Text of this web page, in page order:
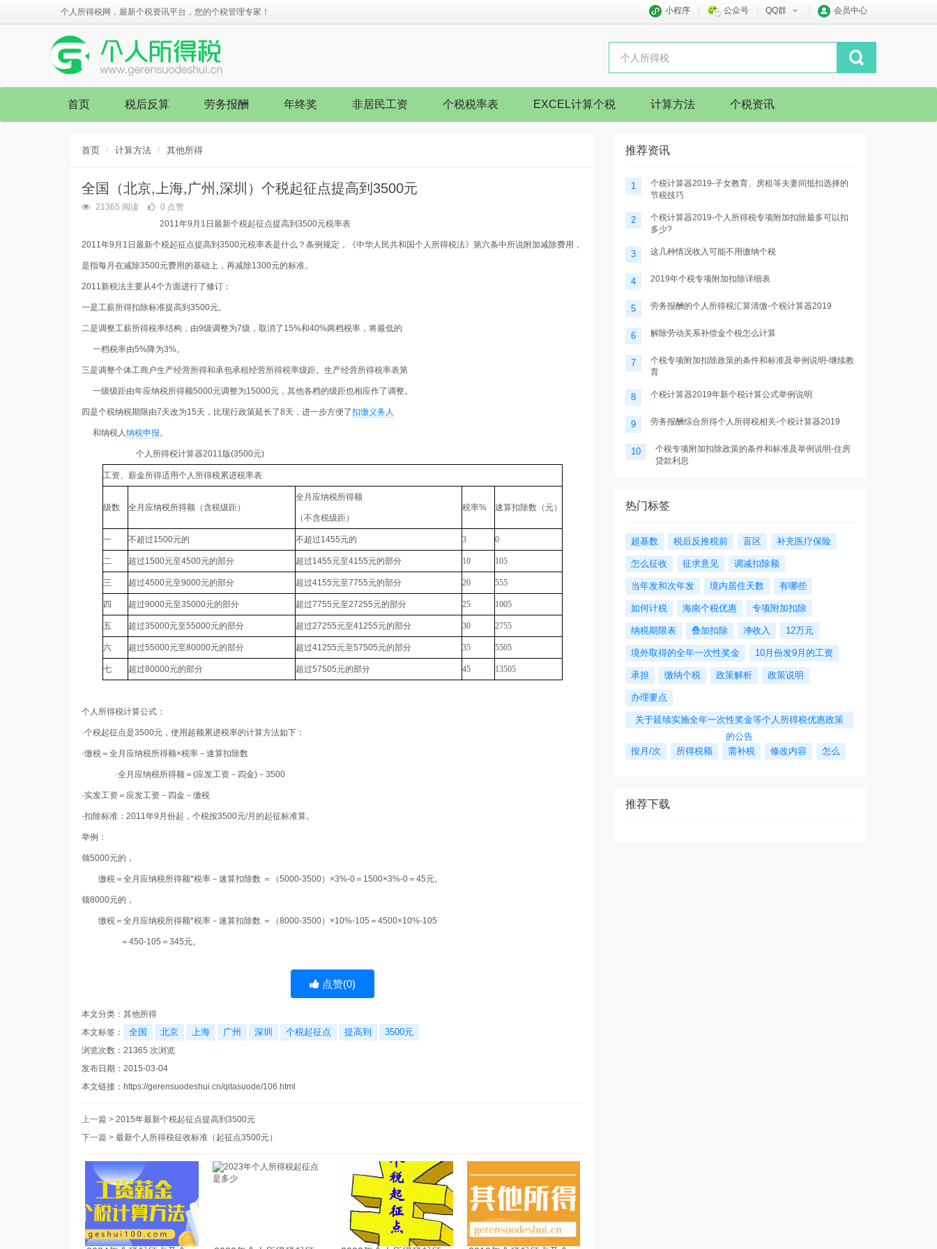
个人所得税网，最新个税资讯平台，您的个税管理专家！ 小程序 公众号 QQ群 会员中心
首页 税后反算 劳务报酬 年终奖 非居民工资 个税税率表 EXCEL计算个税 计算方法 个税资讯
首页 计算方法 其他所得
全国（北京,上海,广州,深圳）个税起征点提高到3500元
21365 阅读
0 点赞
2011年9 月 1 日最新个税起征点提高到3500元税率表
2011年9 月 1 日最新个税起征点提高到 3500元税率表是什么？条例规定，《中华人民共和国个人所得税法》第六条中所说附加减除费用，
是指每月在减除3500元费用的基础上 ，再减除1300元的标准。
2011新税法主要从4个方面进行了修订：
一是工薪所得扣除标准提高到 3500元。
二是调整工薪所得税率结构，由9级调整为7级，取消了 15%和40%两档税率，将最低的
一档税率由5%降为3%。
三是调整个体工商户生产经营所得和承包承租经营所得税率级距。生产经营所得税率表第
一级级距由年应纳税所得额5000元调整为15000元，其他各档的级距也相应作了调整。
四是个税纳税期限由7天改为15天，比现行政策延长了8天，进一步方便了扣缴义务人
和纳税人纳税申报。
个人所得税计算器2011 版(3500元)
工资、薪金所得适用个人所得税累进税率表
级数 全月应纳税所得额（含税级距）
全月应纳税所得额
（不含税级距）
税率% 速算扣除数（元）
一 不超过1500元的 不超过1455元的 3 0
二 超过1500元至4500元的部分 超过1455元至4155元的部分 10 105
三 超过4500元至9000元的部分 超过4155元至7755元的部分 20 555
四 超过9000元至35000元的部分 超过7755元至27255元的部分 25 1005
五 超过35000元至55000元的部分 超过27255元至41255元的部分 30 2755
六 超过55000元至80000元的部分 超过41255元至57505元的部分 35 5505
七 超过80000元的部分 超过57505元的部分 45 13505
个人所得税计算公式：
·个税起征点是3500元，使用超额累进税率的计算方法如下：
·缴税＝全月应纳税所得额×税率 － 速算扣除数
·全月应纳税所得额＝ (应发工资－四金) － 3500
·实发工资＝应发工资－四金－缴税
·扣除标准： 2011年9 月份起，个税按3500元/月的起征标准算。
举例 ：
领5000元的，
缴税＝全月应纳税所得额*税率－速算扣除数 ＝（5000-3500）×3%-0＝ 1500×3%-0＝ 45元。
领8000元的，
缴税＝全月应纳税所得额*税率－速算扣除数 ＝（8000-3500）×10%-105 ＝ 4500×10%-105
＝ 450-105 ＝ 345元。
点赞(0)
本文分类： 其他所得
本文标签：
全国 北京 上海 广州 深圳 个税起征点 提高到 3500元
浏览次数： 21365 次浏览
发布日期：2015-03-04
本文链接： https://gerensuodeshui.cn/qitasuode/106.html
上一篇 > 2015年最新个税起征点提高到3500元
下一篇 > 最新个人所得税征收标准（起征点3500元）
推荐资讯
1
个税计算器2019-子女教育、房租等夫妻间抵扣选择的
节税技巧
2
个税计算器2019-个人所得税专项附加扣除最多可以扣
多少?
3 这几种情况收入可能不用缴纳个税
4 2019年个税专项附加扣除详细表
5 劳务报酬的个人所得税汇算清缴-个税计算器2019
6 解除劳动关系补偿金个税怎么计算
7
个税专项附加扣除政策的条件和标准及举例说明-继续教
育
8 个税计算器2019年新个税计算公式举例说明
9 劳务报酬综合所得个人所得税相关-个税计算器2019
10
个税专项附加扣除政策的条件和标准及举例说明-住房
贷款利息
热门标签
超基数 税后反推税前 盲区 补充医疗保险
怎么征收 征求意见 调减扣除额
当年发和次年发 境内居住天数 有哪些
如何计税 海南个税优惠 专项附加扣除
纳税期限表 叠加扣除 净收入 12万元
境外取得的全年一次性奖金 10月份发9月的工资
承担 缴纳个税 政策解析 政策说明
办理要点
关于延续实施全年一次性奖金等个人所得税优惠政策
的公告
按月/次
所得税额 需补税 修改内容 怎么
推荐下载